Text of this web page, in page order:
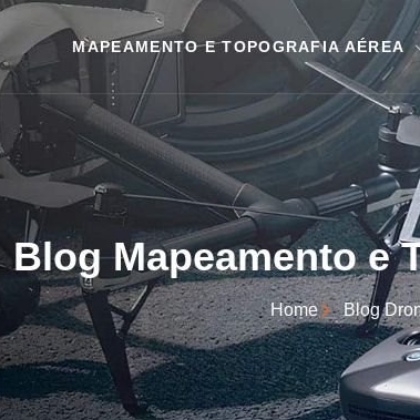
MAPEAMENTO E TOPOGRAFIA AÉREA
Blog Mapeamento e
Home Blog